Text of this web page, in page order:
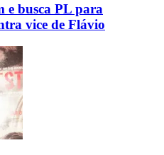
e busca PL para
vice de Flávio